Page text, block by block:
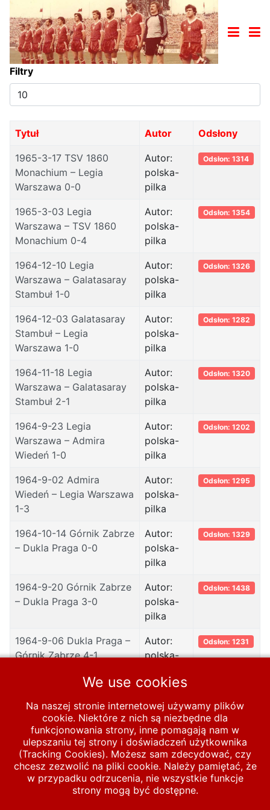
Filtry
Pokaż
#
Tytuł Autor Odsłony
1965-3-17 TSV 1860
Monachium – Legia
Warszawa 0-0
Autor:
polska-
pilka
Odsłon: 1314
1965-3-03 Legia
Warszawa – TSV 1860
Monachium 0-4
Autor:
polska-
pilka
Odsłon: 1354
1964-12-10 Legia
Warszawa – Galatasaray
Stambuł 1-0
Autor:
polska-
pilka
Odsłon: 1326
1964-12-03 Galatasaray
Stambuł – Legia
Warszawa 1-0
Autor:
polska-
pilka
Odsłon: 1282
1964-11-18 Legia
Warszawa – Galatasaray
Stambuł 2-1
Autor:
polska-
pilka
Odsłon: 1320
1964-9-23 Legia
Warszawa – Admira
Wiedeń 1-0
Autor:
polska-
pilka
Odsłon: 1202
1964-9-02 Admira
Wiedeń – Legia Warszawa
1-3
Autor:
polska-
pilka
Odsłon: 1295
1964-10-14 Górnik Zabrze
– Dukla Praga 0-0
Autor:
polska-
pilka
Odsłon: 1329
1964-9-20 Górnik Zabrze
– Dukla Praga 3-0
Autor:
polska-
pilka
Odsłon: 1438
1964-9-06 Dukla Praga –
Górnik Zabrze 4-1
Autor:
polska-
Odsłon: 1231
Start
PUCHARY
Europejskie puchary - sezony
1960/61-1969/70
1964/65
We use cookies
Na naszej stronie internetowej używamy plików
cookie. Niektóre z nich są niezbędne dla
funkcjonowania strony, inne pomagają nam w
ulepszaniu tej strony i doświadczeń użytkownika
(Tracking Cookies). Możesz sam zdecydować, czy
chcesz zezwolić na pliki cookie. Należy pamiętać, że
w przypadku odrzucenia, nie wszystkie funkcje
strony mogą być dostępne.